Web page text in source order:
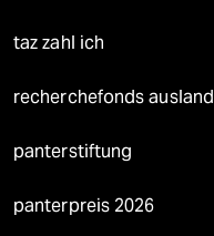
taz zahl ich
recherchefonds ausland
panterstiftung
panterpreis 2026